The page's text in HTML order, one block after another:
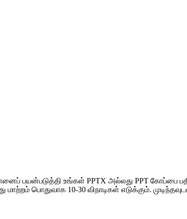
பயன்படுத்தி உங்கள் PPTX அல்லது PPT கோப்பை
பொதுவாக 10-30 விநாடிகள் எடுக்கும்.